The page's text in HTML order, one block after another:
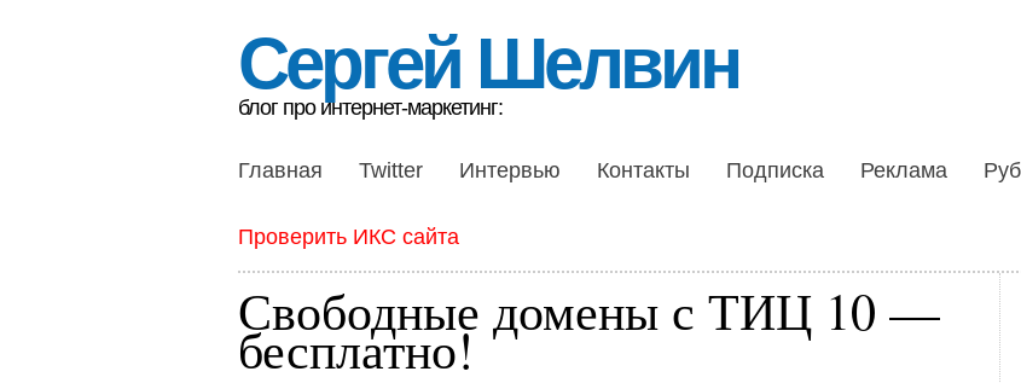
Сергей Шелвин
блог про интернет-маркетинг:
Главная Twitter Интервью Контакты Подписка Реклама
Проверить ИКС сайта
Свободные домены с ТИЦ 10 —
бесплатно!